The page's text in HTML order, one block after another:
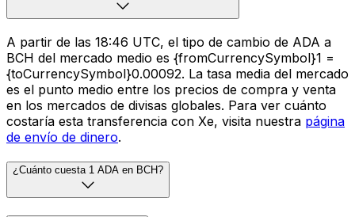
A partir de las 18:46 UTC, el tipo de cambio de ADA a
BCH del mercado medio es {fromCurrencySymbol}1 =
{toCurrencySymbol}0.00092. La tasa media del mercado
es el punto medio entre los precios de compra y venta
en los mercados de divisas globales. Para ver cuánto
costaría esta transferencia con Xe, visita nuestra página
de envío de dinero.
¿Cuánto cuesta 1 ADA en BCH?